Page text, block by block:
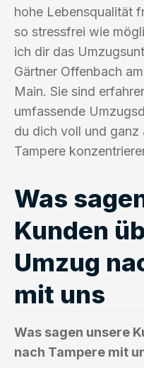
hohe Lebensqualität
so stressfrei wie
ich dir das
Gärtner Offenbach
Main. Sie sind
umfassende
du dich voll und ganz
Tampere
Was
Kunden
Umzug
mit uns
Was sagen unsere
nach Tampere mit